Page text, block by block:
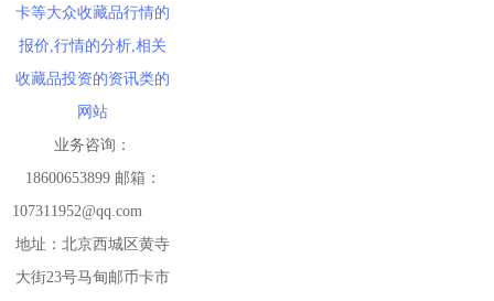
卡等大众收藏品行情的
报价,行情的分析,相关
收藏品投资的资讯类的
网站
业务咨询：
18600653899 邮箱：
107311952@qq.com
地址：北京西城区黄寺
大街23号马甸邮币卡市